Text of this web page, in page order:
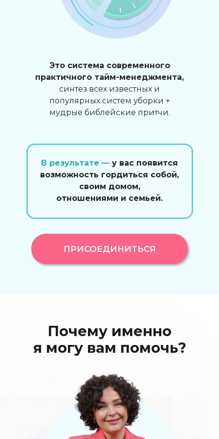
Это система современного
практичного тайм-менеджмента,
синтез всех известных и
популярных систем уборки +
мудрые библейские притчи.
В результате — у вас появится
возможность гордиться собой,
своим домом,
отношениями и семьей.
ПРИСОЕДИНИТЬСЯ
Почему именно
я могу вам помочь?